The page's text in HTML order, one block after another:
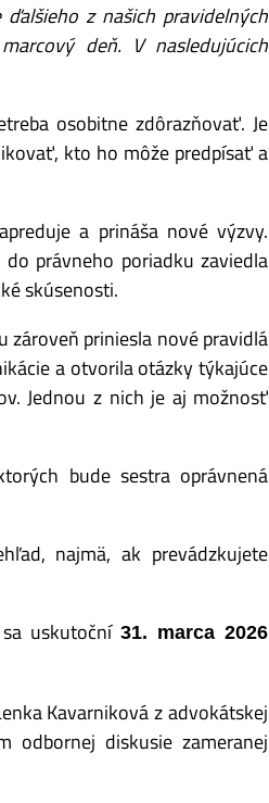
z našich pravidelných
deň. V nasledujúcich
osobitne zdôrazňovať. Je
kto ho môže predpísať a
a prináša nové výzvy.
právneho poriadku zaviedla
skúsenosti.
priniesla nové pravidlá
a otvorila otázky týkajúce
Jednou z nich je aj možnosť
bude sestra oprávnená
najmä, ak prevádzkujete
sa uskutoční31. marca 2026
Kavarniková z advokátskej
odbornej diskusie zameranej